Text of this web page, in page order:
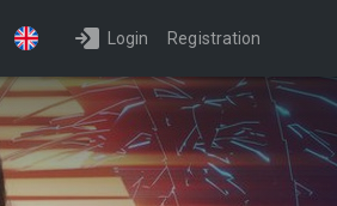
Login Registration